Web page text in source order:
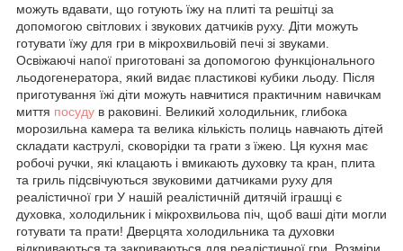
можуть вдавати, що готують їжу на плиті та решітці за
допомогою світлових і звукових датчиків руху. Діти можуть
готувати їжу для гри в мікрохвильовій печі зі звуками.
Освіжаючі напої приготовані за допомогою функціонального
льодогенератора, який видає пластикові кубики льоду. Після
приготування їжі діти можуть навчитися практичним навичкам
миття посуду в раковині. Великий холодильник, глибока
морозильна камера та велика кількість полиць навчають дітей
складати каструлі, сковорідки та грати з їжею. Ця кухня має
робочі ручки, які клацають і вмикають духовку та кран, плита
та гриль підсвічуються звуковими датчиками руху для
реалістичної гри У нашій реалістичній дитячій іграшці є
духовка, холодильник і мікрохвильова піч, щоб ваші діти могли
готувати та прати! Дверцята холодильника та духовки
відкриваються та закриваються для реалістичної гри. Розміри